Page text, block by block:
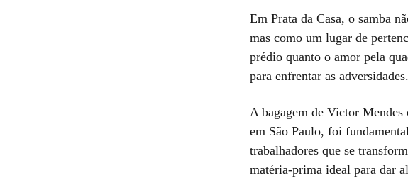
Em Prata da Casa, o samba
mas como um lugar de
prédio quanto o amor pela
para enfrentar as adversidades.
A bagagem de Victor
em São Paulo, foi
trabalhadores que se
matéria-prima ideal para dar